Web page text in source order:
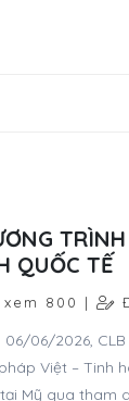
QUỐC TẾ
xem 800 |
06/06/2026,
Việt – Tinh
Mỹ qua tham